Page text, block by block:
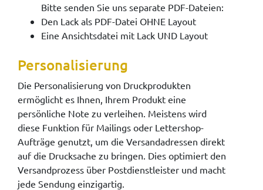
Bitte senden Sie uns separate PDF-Dateien:
Den Lack als PDF-Datei OHNE Layout
Eine Ansichtsdatei mit Lack UND Layout
Personalisierung
Die Personalisierung von Druckprodukten
ermöglicht es Ihnen, Ihrem Produkt eine
persönliche Note zu verleihen. Meistens wird
diese Funktion für Mailings oder Lettershop-
Aufträge genutzt, um die Versandadressen direkt
auf die Drucksache zu bringen. Dies optimiert den
Versandprozess über Postdienstleister und macht
jede Sendung einzigartig.